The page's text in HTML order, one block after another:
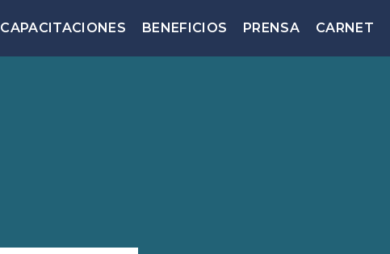
CAPACITACIONES BENEFICIOS PRENSA CARNET